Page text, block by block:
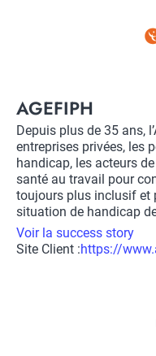
Title
AGEFIPH
Description
Depuis plus de 35 ans,
entreprises privées, les
handicap, les acteurs
santé au travail pour
toujours plus inclusif et
situation de handicap
Voir la success story
Site Client :Lien
https://